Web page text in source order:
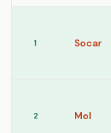
1 Socar
2 Mol